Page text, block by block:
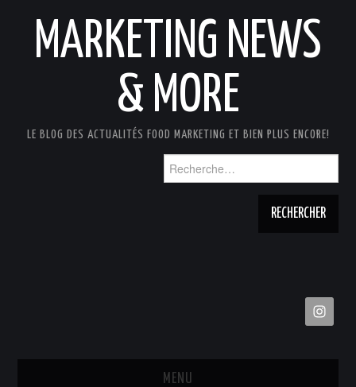
MARKETING NEWS
& MORE
LE BLOG DES ACTUALITÉS FOOD MARKETING ET BIEN PLUS ENCORE!
MENU